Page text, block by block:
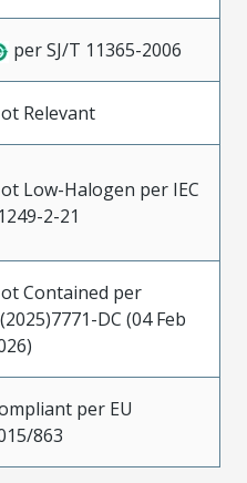
per SJ/T 11365-2006
Relevant
Low-Halogen per IEC
2-21
Contained per
DC (04 Feb
per EU
863